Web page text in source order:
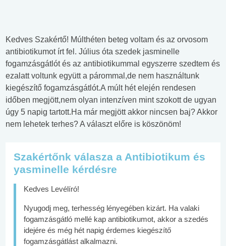
Kedves Szakértő! Múlthéten beteg voltam és az orvosom
antibiotikumot írt fel. Július óta szedek jasminelle
fogamzásgátlót és az antibiotikummal egyszerre szedtem és
ezalatt voltunk együtt a párommal,de nem használtunk
kiegészítő fogamzásgátlót.A múlt hét elején rendesen
időben megjött,nem olyan intenzíven mint szokott de ugyan
úgy 5 napig tartott.Ha már megjött akkor nincsen baj? Akkor
nem lehetek terhes? A választ előre is köszönöm!
Szakértőnk válasza a Antibiotikum és
yasminelle kérdésre
Kedves Levélíró!
Nyugodj meg, terhesség lényegében kizárt. Ha valaki
fogamzásgátló mellé kap antibiotikumot, akkor a szedés
idejére és még hét napig érdemes kiegészítő
fogamzásgátlást alkalmazni.